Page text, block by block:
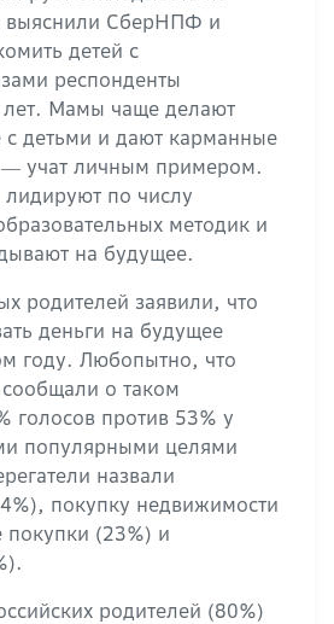
выяснили СберНПФ и
детей с
респонденты
Мамы чаще делают
с детьми и дают карманные
учат личным примером.
по числу
методик и
на будущее.
родителей заявили, что
деньги на будущее
году. Любопытно, что
о таком
голосов против 53% у
популярными целями
назвали
покупку недвижимости
(23%) и
родителей (80%)